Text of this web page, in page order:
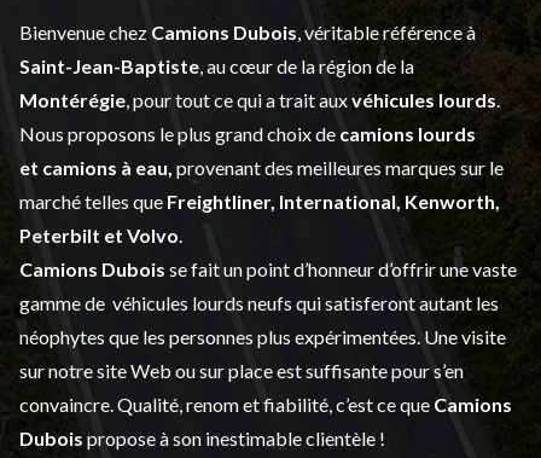
Bienvenue chez Camions Dubois , véritable référence à
Saint-Jean-Baptiste , au cœur de la région de la
Montérégie , pour tout ce qui a trait auxvéhicules lourds
Nous proposons le plus grand choix de camions lourds
et camions à eau, provenant des meilleures marques sur le
marché telles que Freightliner, International, Kenworth,
Peterbilt et Volvo
Camions Dubois se fait un point d’honneur d’offrir une vaste
gamme de véhicules lourds neufs qui satisferont autant les
néophytes que les personnes plus expérimentées. Une visite
sur notre site Web ou sur place est suffisante pour s’en
convaincre. Qualité, renom et fiabilité, c’est ce que Camions
Dubois propose à son inestimable clientèle !